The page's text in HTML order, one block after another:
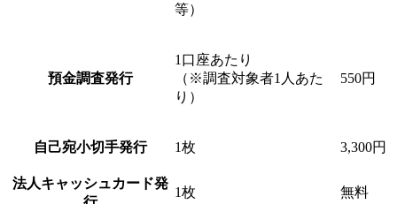
等）
預金調査発行
1口座あたり
（※調査対象者1人あた
り）
550円
自己宛小切手発行 1枚 3,300円
法人キャッシュカード発
1枚 無料